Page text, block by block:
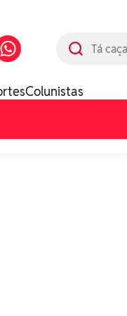
Colunistas